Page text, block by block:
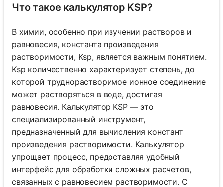
Что такое калькулятор KSP?
В химии, особенно при изучении растворов и
равновесия, константа произведения
растворимости, Ksp, является важным понятием.
Ksp количественно характеризует степень, до
которой труднорастворимое ионное соединение
может растворяться в воде, достигая
равновесия. Калькулятор KSP — это
специализированный инструмент,
предназначенный для вычисления констант
произведения растворимости. Калькулятор
упрощает процесс, предоставляя удобный
интерфейс для обработки сложных расчетов,
связанных с равновесием растворимости. С